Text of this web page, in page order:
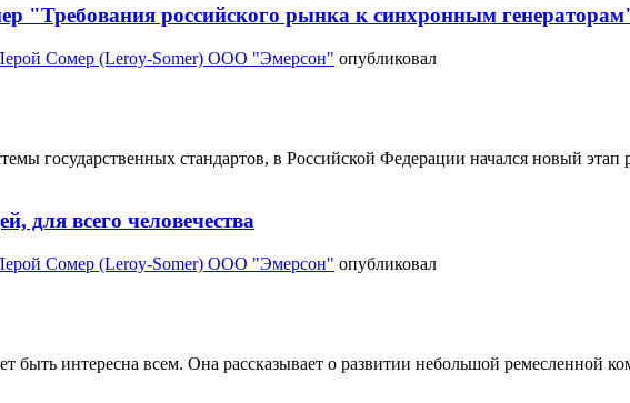
"Требования российского рынка к синхронным
Сомер (Leroy-Somer) ООО "Эмерсон" опубликовал
государственных стандартов, в Российской Федерации начался новый этап
для всего человечества
Сомер (Leroy-Somer) ООО "Эмерсон" опубликовал
быть интересна всем. Она рассказывает о развитии небольшой ремесленной